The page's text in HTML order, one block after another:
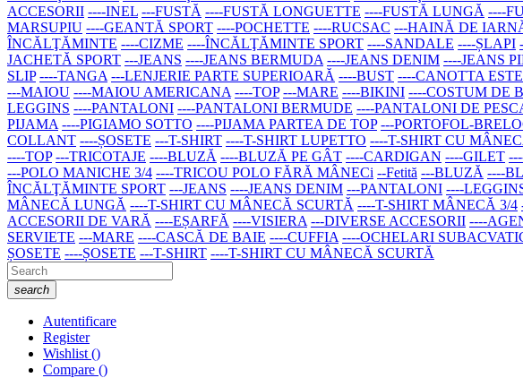
ACCESORII ----INEL ---FUSTĂ ----FUSTĂ LONGUETTE ----FUSTĂ LUNGĂ ----
MARSUPIU ----GEANTĂ SPORT ----POCHETTE ----RUCSAC ---HAINĂ DE
ÎNCĂLŢĂMINTE ----CIZME ----ÎNCĂLŢĂMINTE SPORT ----SANDALE ----ȘLAPI
JACHETĂ SPORT ---JEANS ----JEANS BERMUDA ----JEANS DENIM ----JEANS
SLIP ----TANGA ---LENJERIE PARTE SUPERIOARĂ ----BUST ----CANOTTA
---MAIOU ----MAIOU AMERICANA ----TOP ---MARE ----BIKINI ----COSTUM DE
LEGGINS ----PANTALONI ----PANTALONI BERMUDE ----PANTALONI DE
PIJAMA ----PIGIAMO SOTTO ----PIJAMA PARTEA DE TOP ---PORTOFOL-
COLLANT ----ȘOSETE ---T-SHIRT ----T-SHIRT LUPETTO ----T-SHIRT CU
----TOP ---TRICOTAJE ----BLUZĂ ----BLUZĂ PE GÂT ----CARDIGAN ----GILET
---POLO MANICHE 3/4 ----TRICOU POLO FĂRĂ MÂNECi --Fetită ---BLUZĂ ----
ÎNCĂLŢĂMINTE SPORT ---JEANS ----JEANS DENIM ---PANTALONI ----
MÂNECĂ LUNGĂ ----T-SHIRT CU MÂNECĂ SCURTĂ ----T-SHIRT MÂNECĂ 3/4
ACCESORII DE VARĂ ----EȘARFĂ ----VISIERA ---DIVERSE ACCESORII ----
SERVIETE ---MARE ----CASCĂ DE BAIE ----CUFFIA ----OCHELARI
ȘOSETE ----ȘOSETE ---T-SHIRT ----T-SHIRT CU MÂNECĂ SCURTĂ
search
Autentificare
Register
Wishlist ()
Compare ()